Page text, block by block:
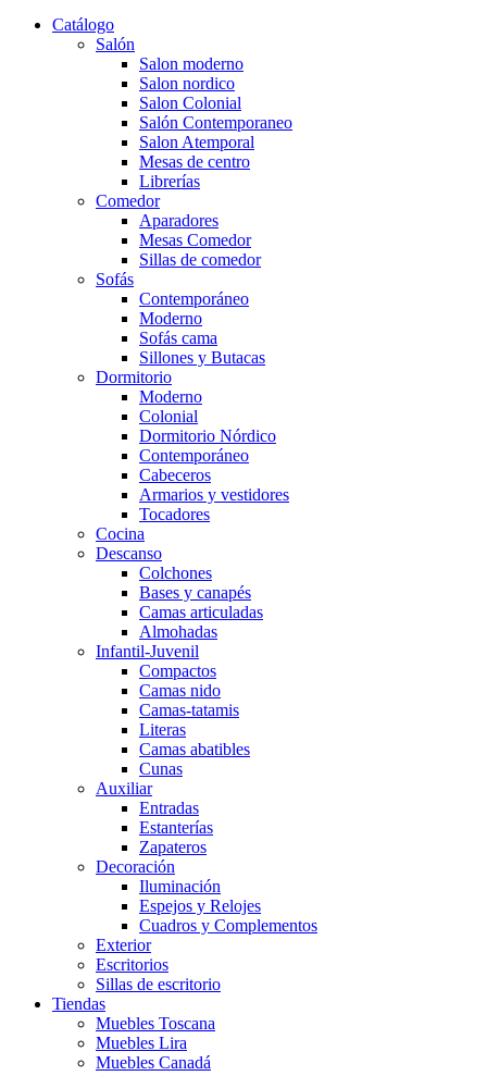
Catálogo
Salón
Salon moderno
Salon nordico
Salon Colonial
Salón Contemporaneo
Salon Atemporal
Mesas de centro
Librerías
Comedor
Aparadores
Mesas Comedor
Sillas de comedor
Sofás
Contemporáneo
Moderno
Sofás cama
Sillones y Butacas
Dormitorio
Moderno
Colonial
Dormitorio Nórdico
Contemporáneo
Cabeceros
Armarios y vestidores
Tocadores
Cocina
Descanso
Colchones
Bases y canapés
Camas articuladas
Almohadas
Infantil-Juvenil
Compactos
Camas nido
Camas-tatamis
Literas
Camas abatibles
Cunas
Auxiliar
Entradas
Estanterías
Zapateros
Decoración
Iluminación
Espejos y Relojes
Cuadros y Complementos
Exterior
Escritorios
Sillas de escritorio
Tiendas
Muebles Toscana
Muebles Lira
Muebles Canadá